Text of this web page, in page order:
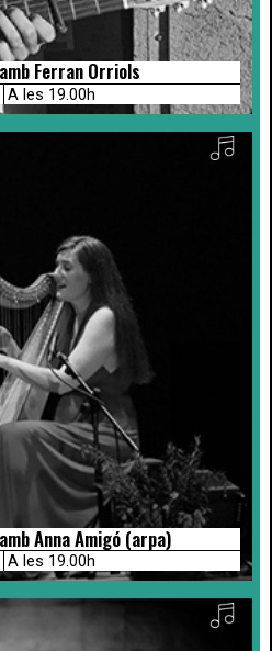
Ferran Orriols
A les 19.00h
Anna Amigó (arpa)
A les 19.00h